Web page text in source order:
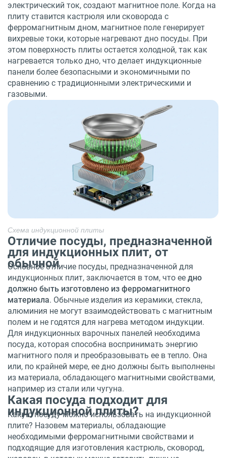
электрический ток, создают магнитное поле. Когда на
плиту ставится кастрюля или сковорода с
ферромагнитным дном, магнитное поле генерирует
вихревые токи, которые нагревают дно посуды. При
этом поверхность плиты остается холодной, так как
нагревается только дно, что делает индукционные
панели более безопасными и экономичными по
сравнению с традиционными электрическими и
газовыми.
Схема индукционной плиты
Отличие посуды, предназначенной
для индукционных плит, от
обычной
Основное отличие посуды, предназначенной для
индукционных плит, заключается в том, что ее дно
должно быть изготовлено из ферромагнитного
материала. Обычные изделия из керамики, стекла,
алюминия не могут взаимодействовать с магнитным
полем и не годятся для нагрева методом индукции.
Для индукционных варочных панелей необходима
посуда, которая способна воспринимать энергию
магнитного поля и преобразовывать ее в тепло. Она
или, по крайней мере, ее дно должны быть выполнены
из материала, обладающего магнитными свойствами,
например из стали или чугуна.
Какая посуда подходит для
индукционной плиты?
Какую посуду можно использовать на индукционной
плите? Назовем материалы, обладающие
необходимыми ферромагнитными свойствами и
подходящие для изготовления кастрюль, сковород,